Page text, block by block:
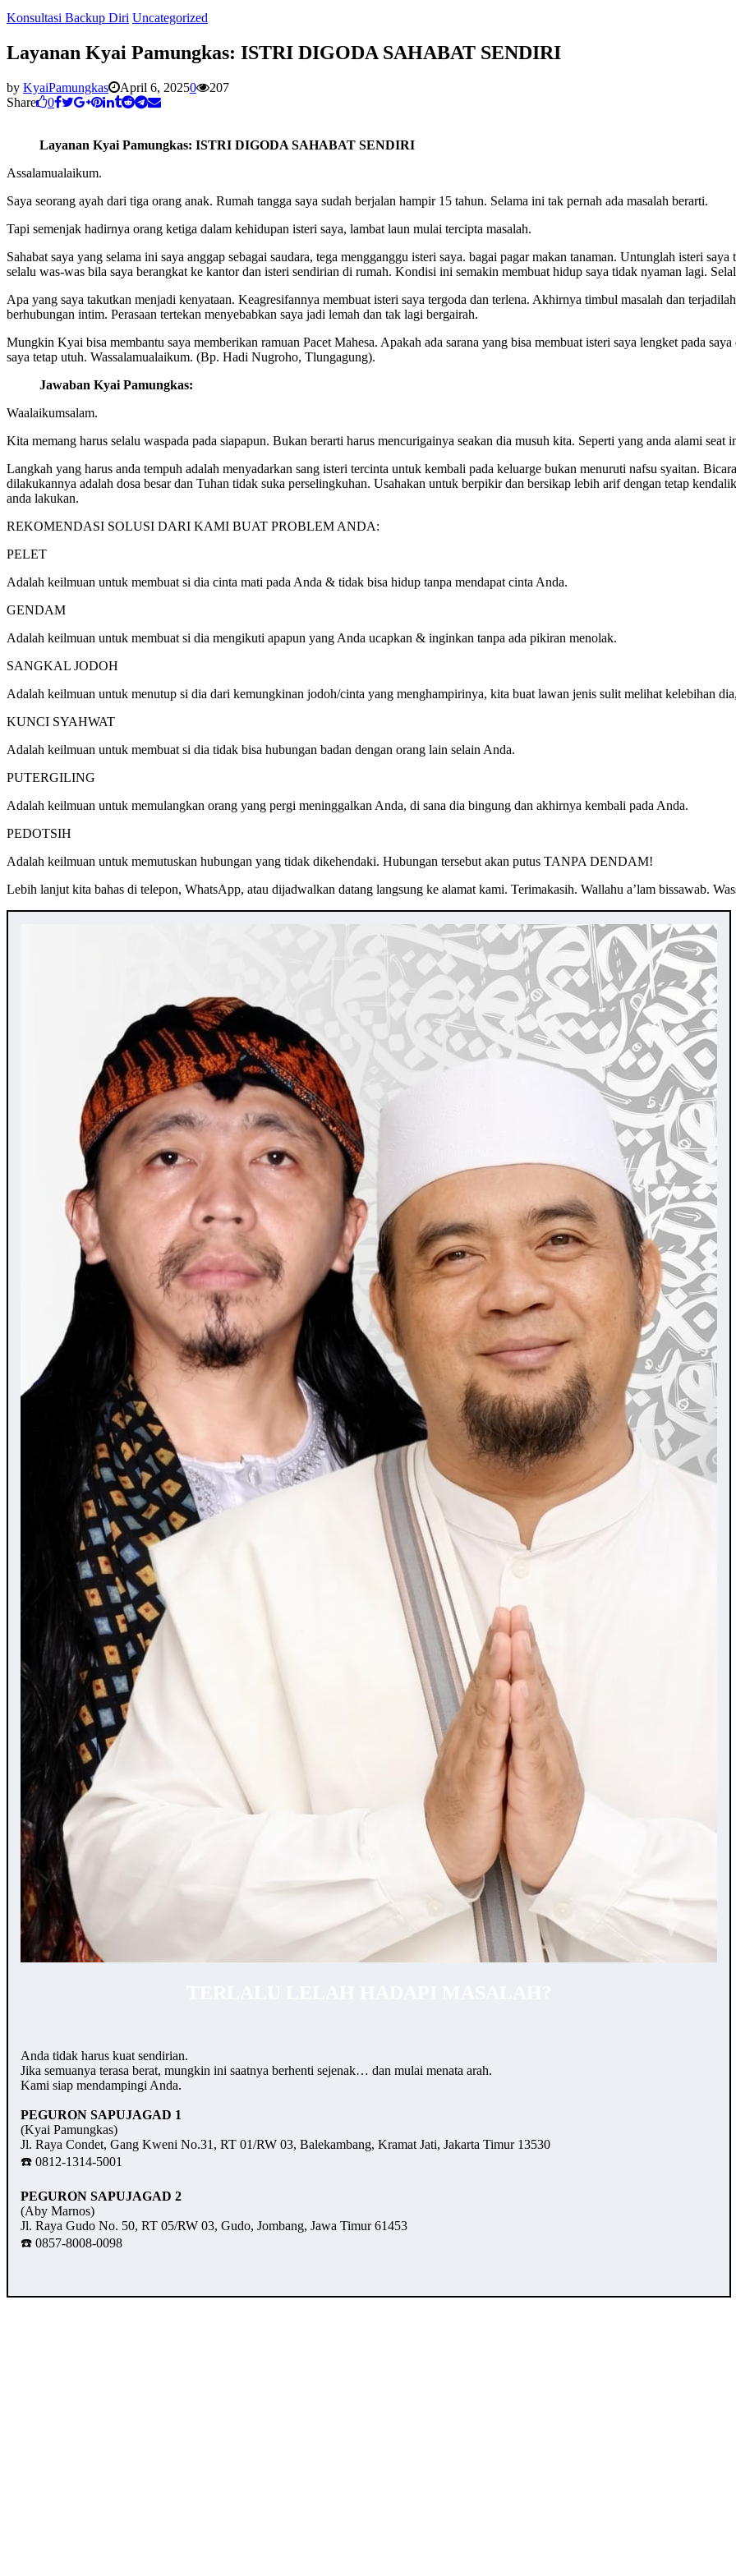
Konsultasi Backup Diri Uncategorized
Layanan Kyai Pamungkas: ISTRI DIGODA SAHABAT SENDIRI
by KyaiPamungkas April 6, 20250
207
Share
0
Layanan Kyai Pamungkas: ISTRI DIGODA SAHABAT SENDIRI
Assalamualaikum.
Saya seorang ayah dari tiga orang anak. Rumah tangga saya sudah berjalan hampir 15 tahun. Selama ini tak pernah ada masalah berarti.
Tapi semenjak hadirnya orang ketiga dalam kehidupan isteri saya, lambat laun mulai tercipta masalah.
Sahabat saya yang selama ini saya anggap sebagai saudara, tega mengganggu isteri saya. bagai pagar makan tanaman. Untunglah isteri
selalu was-was bila saya berangkat ke kantor dan isteri sendirian di rumah. Kondisi ini semakin membuat hidup saya tidak nyaman lagi.
Apa yang saya takutkan menjadi kenyataan. Keagresifannya membuat isteri saya tergoda dan terlena. Akhirnya timbul masalah dan
berhubungan intim. Perasaan tertekan menyebabkan saya jadi lemah dan tak lagi bergairah.
Mungkin Kyai bisa membantu saya memberikan ramuan Pacet Mahesa. Apakah ada sarana yang bisa membuat isteri saya lengket pada
saya tetap utuh. Wassalamualaikum. (Bp. Hadi Nugroho, Tlungagung).
Jawaban Kyai Pamungkas:
Waalaikumsalam.
Kita memang harus selalu waspada pada siapapun. Bukan berarti harus mencurigainya seakan dia musuh kita. Seperti yang anda alami seat
Langkah yang harus anda tempuh adalah menyadarkan sang isteri tercinta untuk kembali pada keluarge bukan menuruti nafsu syaitan.
dilakukannya adalah dosa besar dan Tuhan tidak suka perselingkuhan. Usahakan untuk berpikir dan bersikap lebih arif dengan tetap
anda lakukan.
REKOMENDASI SOLUSI DARI KAMI BUAT PROBLEM ANDA:
PELET
Adalah keilmuan untuk membuat si dia cinta mati pada Anda & tidak bisa hidup tanpa mendapat cinta Anda.
GENDAM
Adalah keilmuan untuk membuat si dia mengikuti apapun yang Anda ucapkan & inginkan tanpa ada pikiran menolak.
SANGKAL JODOH
Adalah keilmuan untuk menutup si dia dari kemungkinan jodoh/cinta yang menghampirinya, kita buat lawan jenis sulit melihat kelebihan
KUNCI SYAHWAT
Adalah keilmuan untuk membuat si dia tidak bisa hubungan badan dengan orang lain selain Anda.
PUTERGILING
Adalah keilmuan untuk memulangkan orang yang pergi meninggalkan Anda, di sana dia bingung dan akhirnya kembali pada Anda.
PEDOTSIH
Adalah keilmuan untuk memutuskan hubungan yang tidak dikehendaki. Hubungan tersebut akan putus TANPA DENDAM!
Lebih lanjut kita bahas di telepon, WhatsApp, atau dijadwalkan datang langsung ke alamat kami. Terimakasih. Wallahu a’lam bissawab.
Anda tidak harus kuat sendirian.
Jika semuanya terasa berat, mungkin ini saatnya berhenti sejenak… dan mulai menata arah.
Kami siap mendampingi Anda.
PEGURON SAPUJAGAD 1
(Kyai Pamungkas)
Jl. Raya Condet, Gang Kweni No.31, RT 01/RW 03, Balekambang, Kramat Jati, Jakarta Timur 13530
☎️ 0812-1314-5001
PEGURON SAPUJAGAD 2
(Aby Marnos)
Jl. Raya Gudo No. 50, RT 05/RW 03, Gudo, Jombang, Jawa Timur 61453
☎️ 0857-8008-0098